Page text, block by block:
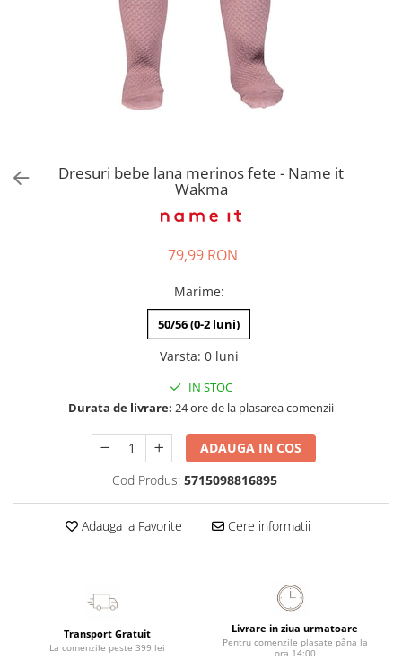
Pantaloni scurți pentru gravide
Sutiene / Bustiere / Maiouri
Geci și Paltoane
Dresuri bebe lana merinos fete - Name it
Wakma
79,99 RON
Marime:
50/56 (0-2 luni)
Varsta: 0 luni
IN STOC
Durata de livrare: 24 ore de la plasarea comenzii
ADAUGA IN COS
Cod Produs: 5715098816895
Adauga la Favorite Cere informatii
Transport Gratuit
La comenzile peste 399 lei
Livrare in ziua urmatoare
Pentru comenzile plasate pâna la
ora 14:00